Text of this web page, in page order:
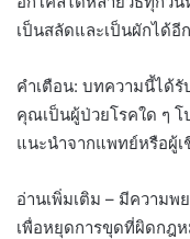
เป็นสลัดและเป็นผักได้อี
คำเตือน: บทความนี้ได้
คุณเป็นผู้ป่วยโรคใด ๆ
แนะนำจากแพทย์หรือผู้
อ่านเพิ่มเติม – มีความพ
เพื่อหยุดการขุดที่ผิดกฎ